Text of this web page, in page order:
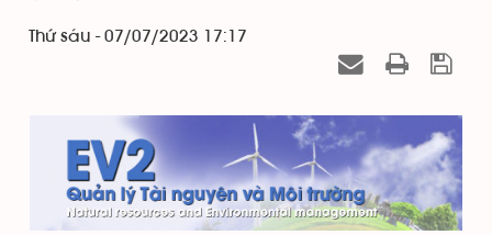
Thứ sáu - 07/07/2023 17:17